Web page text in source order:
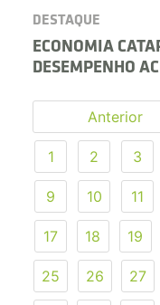
DESTAQUE
ECONOMIA
DESEMPENHO
Anterior
1 2 3
9 10 11
17 18 19
25 26 27